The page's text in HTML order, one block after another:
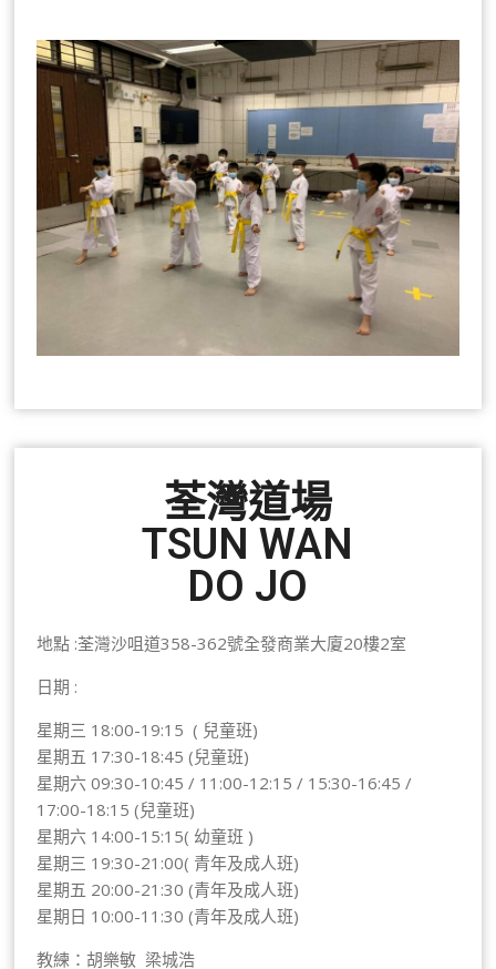
荃灣道場
TSUN WAN
DO JO
地點 :荃灣沙咀道358-362號全發商業大廈20樓2室
日期 :
星期三 18:00-19:15 ( 兒童班)
星期五 17:30-18:45 (兒童班)
星期六 09:30-10:45 / 11:00-12:15 / 15:30-16:45 /
17:00-18:15 (兒童班)
星期六 14:00-15:15( 幼童班 )
星期三 19:30-21:00( 青年及成人班)
星期五 20:00-21:30 (青年及成人班)
星期日 10:00-11:30 (青年及成人班)
教練：胡樂敏 梁城浩